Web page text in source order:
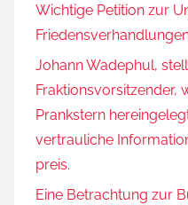
Wichtige Petition zur
Johann Wadephul,
Fraktionsvorsitzender,
Prankstern
vertrauliche
preis.
Eine Betrachtung zur